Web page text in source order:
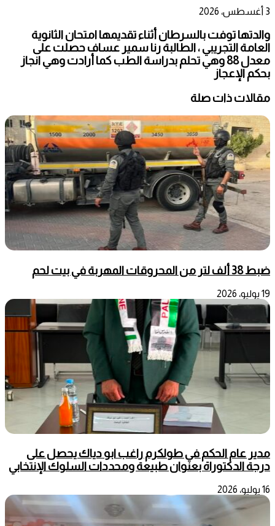
3 أغسطس، 2026
والدتها توفت بالسرطان أثناء تقديمها امتحان الثانوية
العامة التجريبي ، الطالبة رنا سمير عساف حصلت على
معدل 88 وهي تحلم بدراسة الطب كما أرادت وهي انجاز
بحكم الإعجاز
مقالات ذات صلة
ضبط 38 ألف لتر من المحروقات المهربة في بيت لحم
19 يوليو، 2026
مدير عام الحكم في طولكرم راغب ابو دياك يحصل على
درجة الدكتوراة بعنوان طبيعة ومحددات السلوك الإنتخابي
16 يوليو، 2026